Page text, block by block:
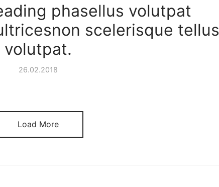
phasellus volutpat
scelerisque tellus
volutpat.
26.02.2018
Load More